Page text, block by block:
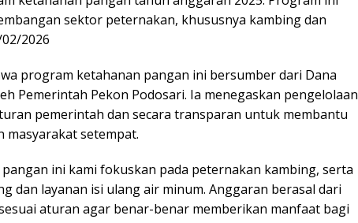
sektor peternakan, khususnya kambing dan
2026
program ketahanan pangan ini bersumber dari Dana
Pemerintah Pekon Podosari. Ia menegaskan pengelolaan
pemerintah dan secara transparan untuk membantu
setempat.
ini kami fokuskan pada peternakan kambing, serta
dan layanan isi ulang air minum. Anggaran berasal dari
aturan agar benar-benar memberikan manfaat bagi